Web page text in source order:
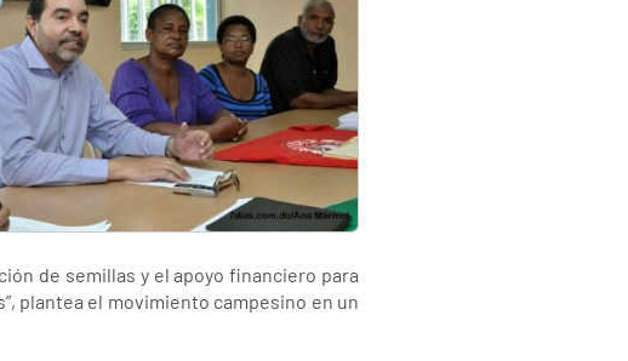
de semillas y el apoyo financiero para
plantea el movimiento campesino en un